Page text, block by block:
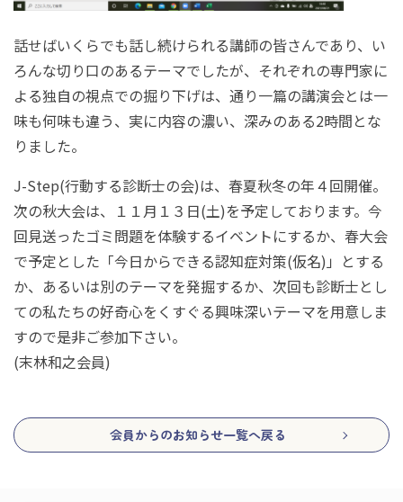
話せばいくらでも話し続けられる講師の皆さんであり、い
ろんな切り口のあるテーマでしたが、それぞれの専門家に
よる独自の視点での掘り下げは、通り一篇の講演会とは一
味も何味も違う、実に内容の濃い、深みのある2時間とな
りました。
J-Step(行動する診断士の会)は、春夏秋冬の年４回開催。
次の秋大会は、１１月１３日(土)を予定しております。今
回見送ったゴミ問題を体験するイベントにするか、春大会
で予定とした「今日からできる認知症対策(仮名) 」とする
か、あるいは別のテーマを発掘するか、次回も診断士とし
ての私たちの好奇心をくすぐる興味深いテーマを用意しま
すので是非ご参加下さい。
(末林和之会員)
会員からのお知らせ一覧へ戻る